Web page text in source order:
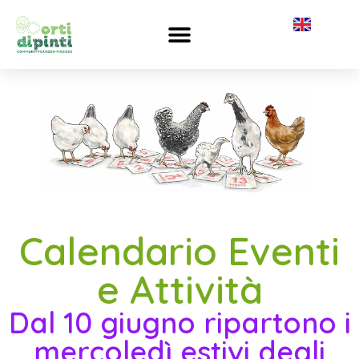
Calendario Eventi
e Attività
Dal 10 giugno ripartono i
mercoledì estivi degli